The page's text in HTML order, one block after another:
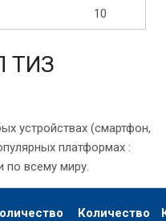
10
ТИЗ
устройствах (смартфон,
платформах :
по всему миру.
Количество